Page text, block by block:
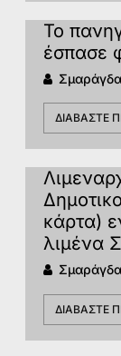
Το
έσπασε
ΔΙΑΒΆΣΤΕ
κάρτα)
λιμένα
ΔΙΑΒΆΣΤΕ